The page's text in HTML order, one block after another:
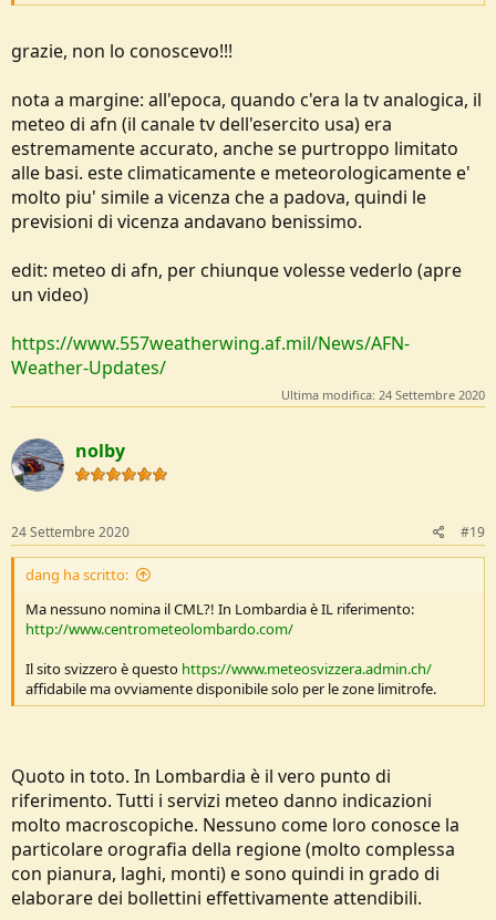
grazie, non lo conoscevo!!!
nota a margine: all'epoca, quando c'era la tv analogica, il
meteo di afn (il canale tv dell'esercito usa) era
estremamente accurato, anche se purtroppo limitato
alle basi. este climaticamente e meteorologicamente e'
molto piu' simile a vicenza che a padova, quindi le
previsioni di vicenza andavano benissimo.
edit: meteo di afn, per chiunque volesse vederlo (apre
un video)
https://www.557weatherwing.af.mil/News/AFN-
Weather-Updates/
Ultima modifica: 24 Settembre 2020
nolby
24 Settembre 2020 #19
dang ha scritto:
Ma nessuno nomina il CML?! In Lombardia è IL riferimento:
http://www.centrometeolombardo.com/
Il sito svizzero è questo https://www.meteosvizzera.admin.ch/
affidabile ma ovviamente disponibile solo per le zone limitrofe.
Quoto in toto. In Lombardia è il vero punto di
riferimento. Tutti i servizi meteo danno indicazioni
molto macroscopiche. Nessuno come loro conosce la
particolare orografia della regione (molto complessa
con pianura, laghi, monti) e sono quindi in grado di
elaborare dei bollettini effettivamente attendibili.